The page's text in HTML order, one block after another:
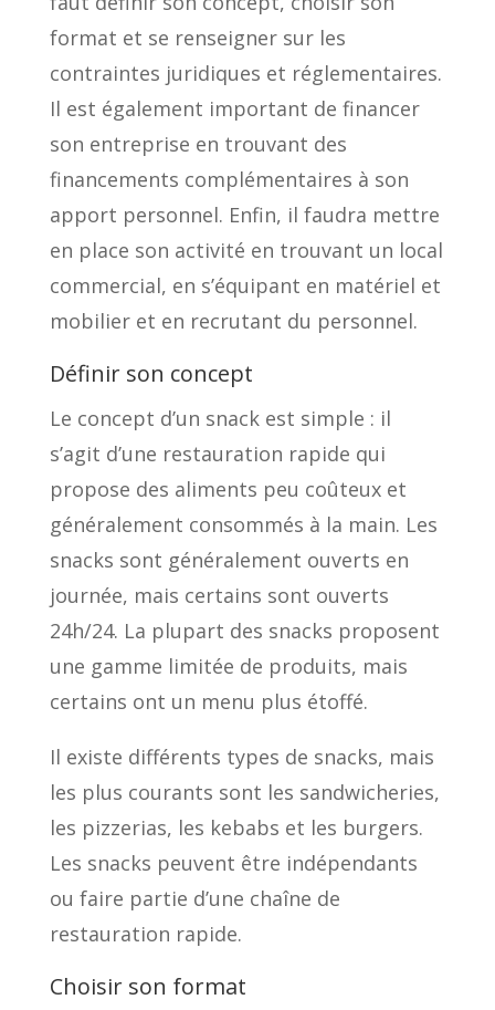
format et se renseigner sur les
contraintes juridiques et réglementaires.
Il est également important de financer
son entreprise en trouvant des
financements complémentaires à son
apport personnel. Enfin, il faudra mettre
en place son activité en trouvant un local
commercial, en s’équipant en matériel et
mobilier et en recrutant du personnel.
Définir son concept
Le concept d’un snack est simple : il
s’agit d’une restauration rapide qui
propose des aliments peu coûteux et
généralement consommés à la main. Les
snacks sont généralement ouverts en
journée, mais certains sont ouverts
24h/24. La plupart des snacks proposent
une gamme limitée de produits, mais
certains ont un menu plus étoffé.
Il existe différents types de snacks, mais
les plus courants sont les sandwicheries,
les pizzerias, les kebabs et les burgers.
Les snacks peuvent être indépendants
ou faire partie d’une chaîne de
restauration rapide.
Choisir son format